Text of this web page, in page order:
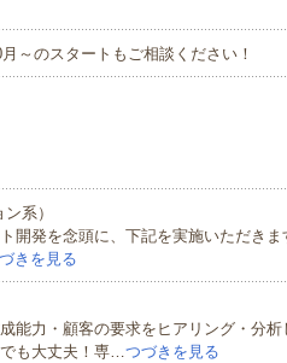
～のスタートもご相談ください！
系）
開発を念頭に、下記を実施いただきま
きを見る
能力・顧客の要求をヒアリング・分析
も大丈夫！専…つづきを見る